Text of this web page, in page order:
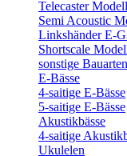
Telecaster
Semi Acoustic
Linkshänder E-
Shortscale
sonstige Bauarten
E-Bässe
4-saitige E-Bässe
5-saitige E-Bässe
Akustikbässe
4-saitige
Ukulelen